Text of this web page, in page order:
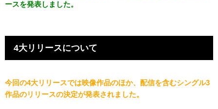
ースを発表しました。
4大リリースについて
今回の4大リリースでは映像作品のほか、配信を含むシングル3
作品のリリースの決定が発表されました。